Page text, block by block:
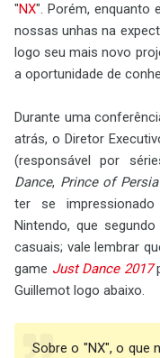
"NX". Porém, enquanto
nossas unhas na
logo seu mais novo
a oportunidade de
Durante uma
atrás, o Diretor
(responsável por
Dance, Prince of Persia
ter se
Nintendo, que
casuais; vale lembrar
game Just Dance 2017
Guillemot logo abaixo.
Sobre o "NX", o que